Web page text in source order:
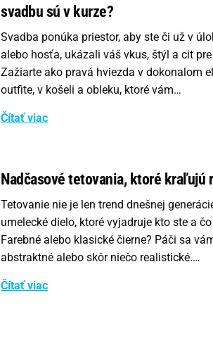
svadbu sú v kurze?
Svadba ponúka priestor, aby ste či už v
alebo hosťa, ukázali váš vkus, štýl a cit
Zažiarte ako pravá hviezda v dokonalom
outfite, v košeli a obleku, ktoré vám…
Čítať viac
Nadčasové tetovania, ktoré kraľujú
Tetovanie nie je len trend dnešnej
umelecké dielo, ktoré vyjadruje kto ste a
Farebné alebo klasické čierne? Páči sa
abstraktné alebo skôr niečo realistické.…
Čítať viac